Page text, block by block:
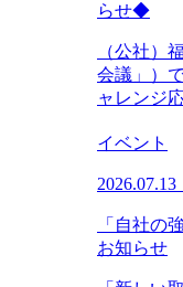
らせ◆
（公社）
会議」）
ャレンジ
イベント
「自社の
お知らせ